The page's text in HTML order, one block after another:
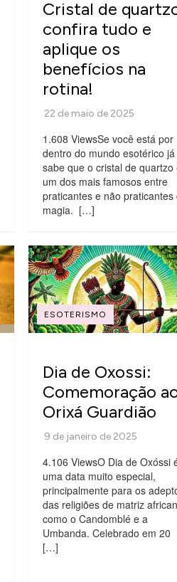
Cristal de
confira tudo e
aplique os
benefícios na
rotina!
1.608 ViewsSe você está por
dentro do mundo esotérico já
sabe que o cristal de quartzo
um dos mais famosos entre
praticantes e não praticantes
magia. […]
ESOTERISMO
Dia de Oxossi:
Comemoração
Orixá Guardião
4.106 ViewsO Dia de Oxóssi
uma data muito especial,
principalmente para os
das religiões de matriz
como o Candomblé e a
Umbanda. Celebrado em 20
[…]